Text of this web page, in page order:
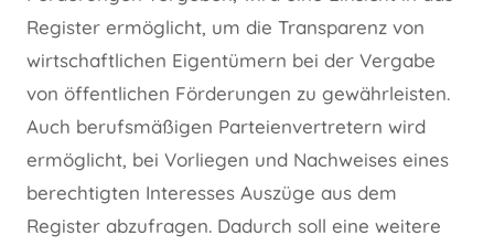
Register ermöglicht, um die Transparenz von
wirtschaftlichen Eigentümern bei der Vergabe
von öffentlichen Förderungen zu gewährleisten.
Auch berufsmäßigen Parteienvertretern wird
ermöglicht, bei Vorliegen und Nachweises eines
berechtigten Interesses Auszüge aus dem
Register abzufragen. Dadurch soll eine weitere